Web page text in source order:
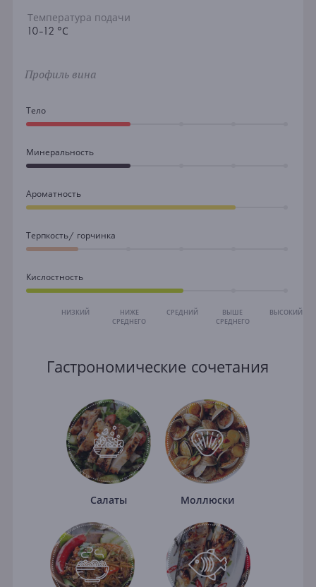
Температура подачи
10-12 °С
Профиль вина
Тело
Минеральность
Ароматность
Терпкость/ горчинка
Кислостность
НИЗКИЙ
НИЖЕ
СРЕДНЕГО
СРЕДНИЙ
ВЫШЕ
СРЕДНЕГО
ВЫСОКИЙ
Гастрономические сочетания
Салаты Моллюски